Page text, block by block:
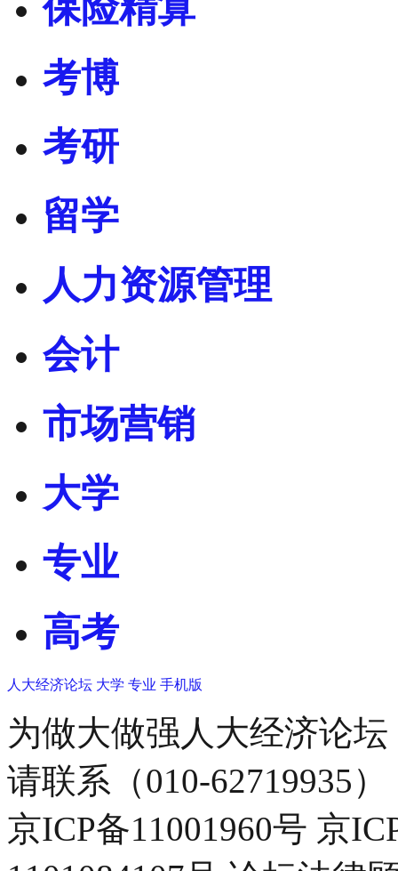
考博
考研
留学
人力资源管理
会计
市场营销
大学
专业
高考
人大经济论坛 大学 专业 手机版
为做大做强人大经济论
请联系（010-62719935）
京ICP备11001960号 京